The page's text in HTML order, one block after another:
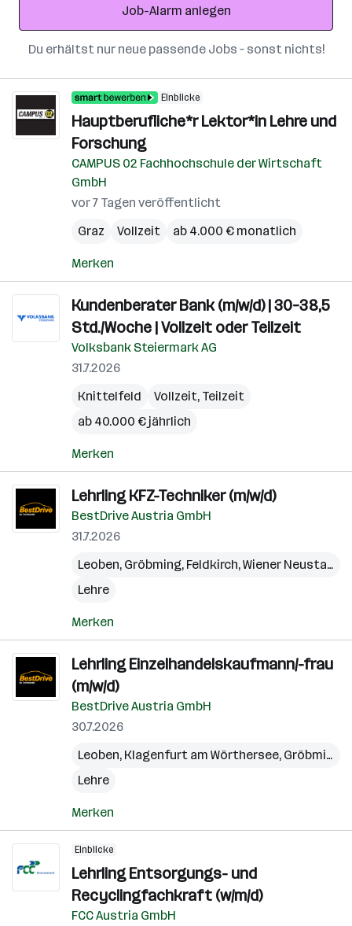
Job-Alarm anlegen
Du erhältst nur neue passende Jobs – sonst nichts!
Einblicke
Hauptberufliche*r Lektor*in Lehre und
Forschung
CAMPUS 02 Fachhochschule der Wirtschaft
GmbH
vor 7 Tagen veröffentlicht
Graz
Vollzeit ab 4.000 € monatlich
Merken
Kundenberater Bank (m/w/d) | 30–38,5
Std./Woche | Vollzeit oder Teilzeit
Volksbank Steiermark AG
31.7.2026
Knittelfeld
Vollzeit, Teilzeit
ab 40.000 € jährlich
Merken
Lehrling KFZ-Techniker (m/w/d)
BestDrive Austria GmbH
31.7.2026
Leoben, Gröbming, Feldkirch,Wiener Neustadt
Lehre
Merken
Lehrling Einzelhandelskaufmann/-frau
(m/w/d)
BestDrive Austria GmbH
30.7.2026
Leoben, Klagenfurt am Wörthersee, Gröbming
Lehre
Merken
Einblicke
Lehrling Entsorgungs- und
Recyclingfachkraft (w/m/d)
FCC Austria GmbH